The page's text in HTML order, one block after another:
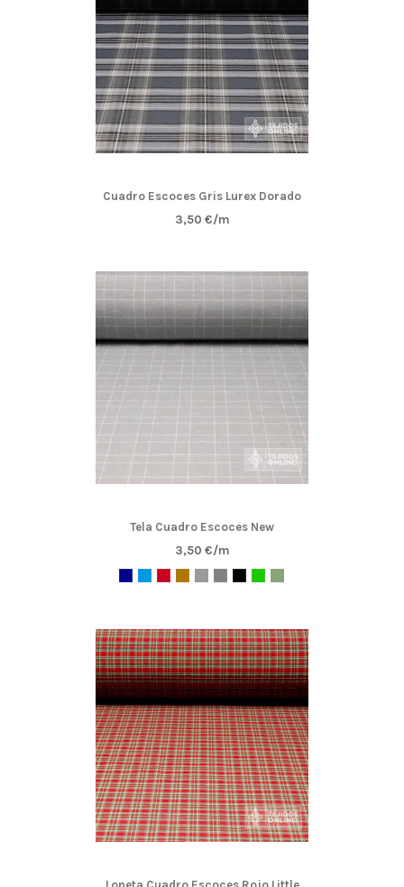
Cuadro Escoces Gris Lurex Dorado
3,50 €/m
Tela Cuadro Escoces New
3,50 €/m
Loneta Cuadro Escoces Rojo Little